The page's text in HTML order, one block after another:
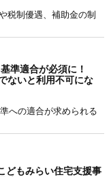
税制優遇、補助金の制
準適合が必須に！
ないと利用不可にな
への適合が求められる
どもみらい住宅支援事